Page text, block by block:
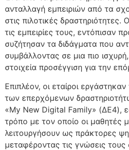
ανταλλαγή εμπειριών από τα
στις πιλοτικές δραστηριότητες.
τις εμπειρίες τους, εντόπισαν
συζήτησαν τα διδάγματα που
συμβάλλοντας σε μια πιο
στοιχεία προσέγγιση για την
Επιπλέον, οι εταίροι
των επερχόμενων
«My New Digital Family» (ΔΕ4),
τρόπο με τον οποίο οι μαθητές
λειτουργήσουν ως πράκτορες
μεταφέροντας τις γνώσεις τους